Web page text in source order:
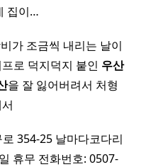
집이…
가 조금씩 내리는 날이
로 덕지덕지 붙인 우산
을 잘 잃어버려서 처형
354-25 날마다코다리
휴무 전화번호: 0507-